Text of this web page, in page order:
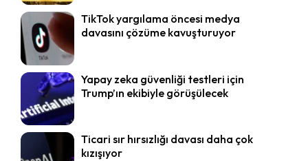
TikTok yargılama öncesi medya
davasını çözüme kavuşturuyor
Yapay zeka güvenliği testleri için
Trump’ın ekibiyle görüşülecek
Ticari sır hırsızlığı davası daha çok
kızışıyor